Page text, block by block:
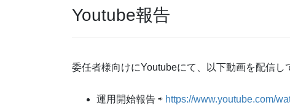
Youtube報告
委任者様向けにYoutubeにて、以下動画を配信し
運用開始報告 ⇨ https://www.youtube.com/